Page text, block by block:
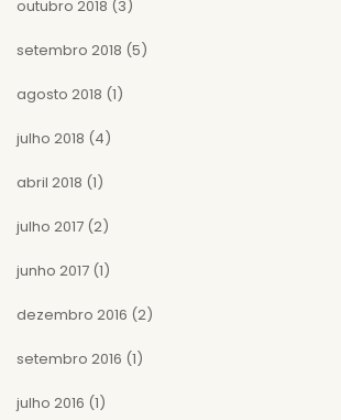
outubro 2018 (3)
setembro 2018 (5)
agosto 2018 (1)
julho 2018 (4)
abril 2018 (1)
julho 2017 (2)
junho 2017 (1)
dezembro 2016 (2)
setembro 2016 (1)
julho 2016 (1)